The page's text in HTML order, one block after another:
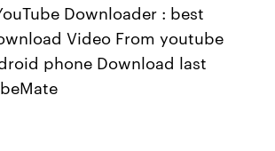
Downloader : best
Video From youtube
phone Download last